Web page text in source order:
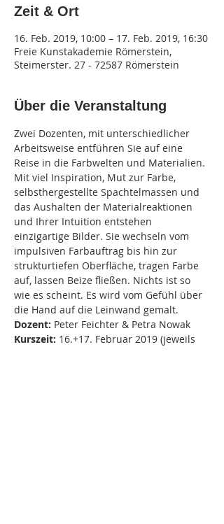
Zeit & Ort
16. Feb. 2019, 10:00 – 17. Feb. 2019, 16:30
Freie Kunstakademie Römerstein,
Steimerster. 27 - 72587 Römerstein
Über die Veranstaltung
Zwei Dozenten, mit unterschiedlicher
Arbeitsweise entführen Sie auf eine
Reise in die Farbwelten und Materialien.
Mit viel Inspiration, Mut zur Farbe,
selbsthergestellte Spachtelmassen und
das Aushalten der Materialreaktionen
und Ihrer Intuition entstehen
einzigartige Bilder. Sie wechseln vom
impulsiven Farbauftrag bis hin zur
strukturtiefen Oberfläche, tragen Farbe
auf, lassen Beize fließen. Nichts ist so
wie es scheint. Es wird vom Gefühl über
die Hand auf die Leinwand gemalt.
Dozent: Peter Feichter & Petra Nowak
Kurszeit: 16.+17. Februar 2019 (jeweils